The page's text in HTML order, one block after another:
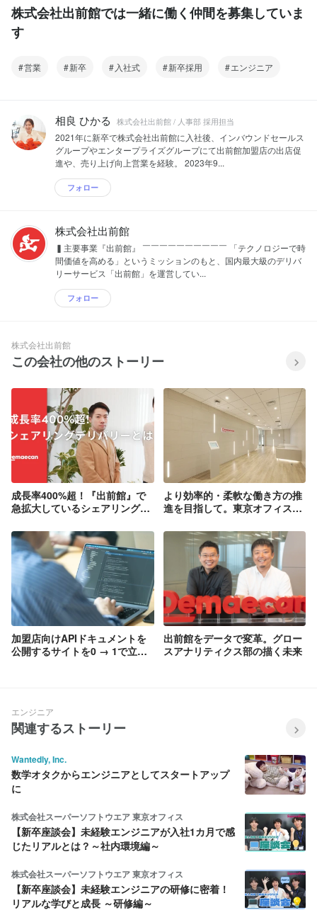
株式会社出前館では一緒に働く仲間を募集していま
す
営業 新卒 入社式 新卒採用 エンジニア
相良 ひかる 株式会社出前館 / 人事部 採用担当
2021年に新卒で株式会社出前館に入社後、インバウンドセールス
グループやエンタープライズグループにて出前館加盟店の出店促
進や、売り上げ向上営業を経験。 2023年9...
フォロー
株式会社出前館
▍主要事業『出前館』 ￣￣￣￣￣￣￣￣￣￣ 「テクノロジーで時
間価値を高める」というミッションのもと、国内最大級のデリバ
リーサービス「出前館」を運営してい...
フォロー
株式会社出前館
この会社の他のストーリー
成長率400%超！『出前館』で
急拡大しているシェアリングデ
より効率的・柔軟な働き方の推
進を目指して。東京オフィスを
加盟店向けAPIドキュメントを
公開するサイトを0 → 1で立ち
出前館をデータで変革。グロー
スアナリティクス部の描く未来
エンジニア
関連するストーリー
Wantedly, Inc.
数学オタクからエンジニアとしてスタートアップ
に
株式会社スーパーソフトウエア 東京オフィス
【新卒座談会】未経験エンジニアが入社1カ月で感
じたリアルとは？～社内環境編～
株式会社スーパーソフトウエア 東京オフィス
【新卒座談会】未経験エンジニアの研修に密着！
リアルな学びと成長 ～研修編～